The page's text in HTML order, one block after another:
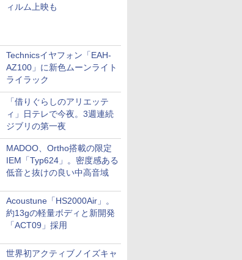
ィルム上映も
Technicsイヤフォン「EAH-
AZ100」に新色ムーンライト
ライラック
「借りぐらしのアリエッテ
ィ」日テレで今夜。3週連続
ジブリの第一夜
MADOO、Ortho搭載の限定
IEM「Typ624」。密度感ある
低音と抜けの良い中高音域
Acoustune「HS2000Air」。
約13gの軽量ボディと新開発
「ACT09」採用
世界初アクティブノイズキャ